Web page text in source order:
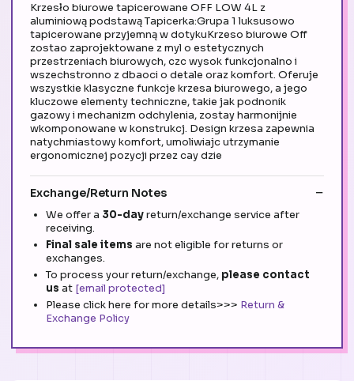
Krzesło biurowe tapicerowane OFF LOW 4L z
aluminiową podstawą Tapicerka:Grupa 1 luksusowo
tapicerowane przyjemną w dotykuKrzeso biurowe Off
zostao zaprojektowane z myl o estetycznych
przestrzeniach biurowych, czc wysok funkcjonalno i
wszechstronno z dbaoci o detale oraz komfort. Oferuje
wszystkie klasyczne funkcje krzesa biurowego, a jego
kluczowe elementy techniczne, takie jak podnonik
gazowy i mechanizm odchylenia, zostay harmonijnie
wkomponowane w konstrukcj. Design krzesa zapewnia
natychmiastowy komfort, umoliwiajc utrzymanie
ergonomicznej pozycji przez cay dzie
Exchange/Return Notes
We offer a 30-dayreturn/exchange service after
receiving.
Final sale items are not eligible for returns or
exchanges.
To process your return/exchange, please contact
us at [email protected]
Please click here for more details>>> Return &
Exchange Policy